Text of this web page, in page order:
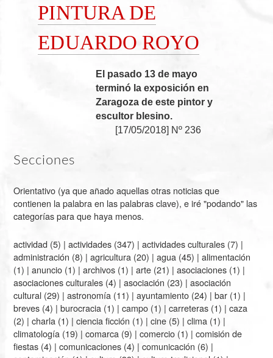
PINTURA DE
EDUARDO ROYO
El pasado 13 de mayo
terminó la exposición en
Zaragoza de este pintor y
escultor blesino.
[17/05/2018] Nº 236
Secciones
Orientativo (ya que añado aquellas otras noticias que
contienen la palabra en las palabras clave), e iré "podando" las
categorías para que haya menos.
actividad (5) |actividades (347) |actividades culturales (7) |
administración (8) |agricultura (20) |agua (45) |alimentación
(1) |anuncio (1) |archivos (1) |arte (21) |asociaciones (1) |
asociaciones culturales (4) |asociación (23) |asociación
cultural (29) |astronomía (11) |ayuntamiento (24) |bar (1) |
breves (4) |burocracia (1) |campo (1) |carreteras (1) |caza
(2) |charla (1) |ciencia ficción (1) |cine (5) |clima (1) |
climatología (19) |comarca (9) |comercio (1) |comisión de
fiestas (4) |comunicaciones (4) |comunicación (6) |